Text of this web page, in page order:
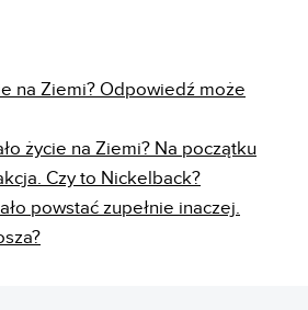
na Ziemi? Odpowiedź może
życie na Ziemi? Na początku
Czy to Nickelback?
powstać zupełnie inaczej.